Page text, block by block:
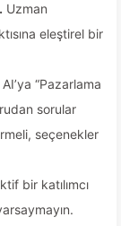
Uzman
eleştirel bir
AI’ya “Pazarlama
sorular
seçenekler
bir katılımcı